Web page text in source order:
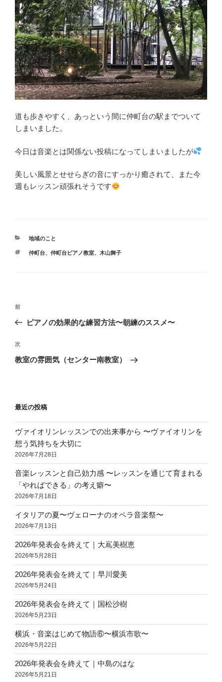
道も歩きやすく、あっという間に仲町台の駅までついて
しまいました。
今日は音楽とは関係ない投稿になってしまいましたが
美しい風景とせせらぎの音にすっかり癒されて、また今
週もレッスン頑張れそうです
カ
ゴ
地域のこと
タ
仲町台、 仲町台ピアノ教室、 木山舞子
投
ナ
ビ
ゲ
ン
前
の
稿
前
ピアノの効果的な練習方法〜朝練のススメ〜
次
の
次
教室の雰囲気（センター南教室）
最近の投稿
ヴァイオリンレッスンでの出来事から 〜ヴァイオリンを
想う気持ちを大切に
2026年7月28日
音楽レッスンと自己効力感 〜レッスンを通じて育まれる
「やればできる」の考え癖〜
2026年7月18日
イタリアの夏〜ヴェローナのオペラ音楽祭〜
2026年7月13日
2026年発表会を終えて｜大嶌美樹恵
2026年5月28日
2026年発表会を終えて｜早川愛美
2026年5月24日
2026年発表会を終えて｜国松沙樹
2026年5月23日
横浜・音楽はじめて物語⑥〜横浜市歌〜
2026年5月22日
2026年発表会を終えて｜中島のはな
2026年5月21日